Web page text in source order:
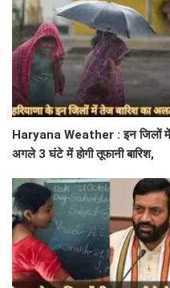
Haryana Weather : इन जिलों में
अगले 3 घंटे में होगी तूफानी बारिश,